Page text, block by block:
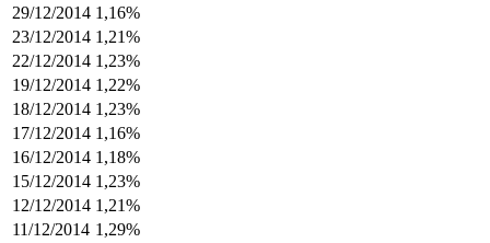
29/12/2014 1,16%
23/12/2014 1,21%
22/12/2014 1,23%
19/12/2014 1,22%
18/12/2014 1,23%
17/12/2014 1,16%
16/12/2014 1,18%
15/12/2014 1,23%
12/12/2014 1,21%
11/12/2014 1,29%